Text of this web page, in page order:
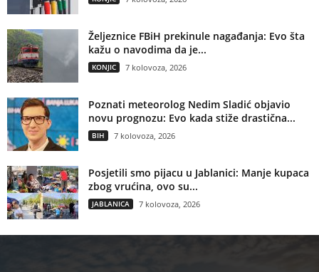
Željeznice FBiH prekinule nagađanja: Evo šta
kažu o navodima da je...
KONJIC 7 kolovoza, 2026
Poznati meteorolog Nedim Sladić objavio
novu prognozu: Evo kada stiže drastična...
BIH 7 kolovoza, 2026
Posjetili smo pijacu u Jablanici: Manje kupaca
zbog vrućina, ovo su...
JABLANICA 7 kolovoza, 2026